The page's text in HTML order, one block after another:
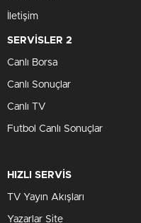
İletişim
SERVİSLER 2
Canlı Borsa
Canlı Sonuçlar
Canlı TV
Futbol Canlı Sonuçlar
HIZLI SERVİS
TV Yayın Akışları
Yazarlar Site